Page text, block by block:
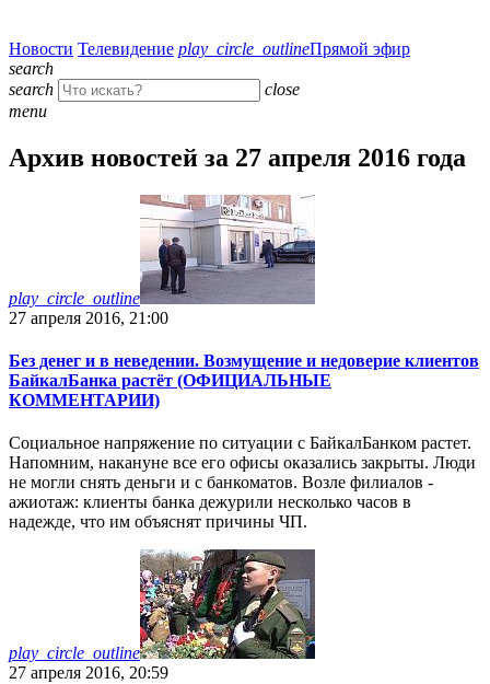
Новости Телевидение play_circle_outlineПрямой эфир
search
search
close
menu
Архив новостей за 27 апреля 2016 года
play_circle_outline
27 апреля 2016, 21:00
Без денег и в неведении. Возмущение и недоверие клиентов
БайкалБанка растёт (ОФИЦИАЛЬНЫЕ
КОММЕНТАРИИ)
Социальное напряжение по ситуации с БайкалБанком растет.
Напомним, накануне все его офисы оказались закрыты. Люди
не могли снять деньги и с банкоматов. Возле филиалов -
ажиотаж: клиенты банка дежурили несколько часов в
надежде, что им объяснят причины ЧП.
play_circle_outline
27 апреля 2016, 20:59